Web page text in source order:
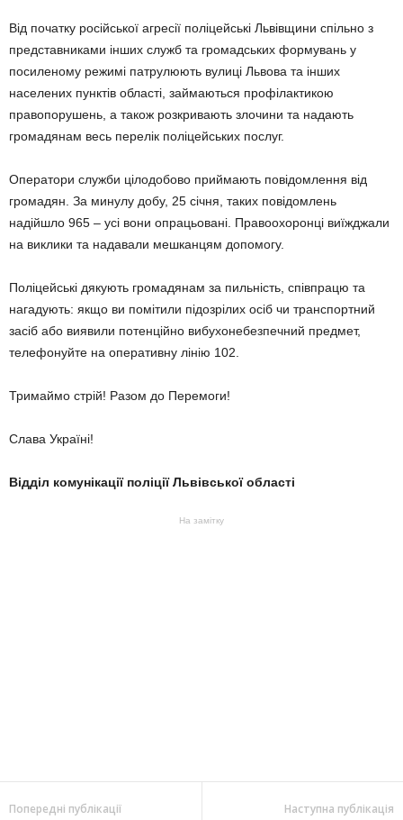
Від початку російської агресії поліцейські Львівщини спільно з
представниками інших служб та громадських формувань у
посиленому режимі патрулюють вулиці Львова та інших
населених пунктів області, займаються профілактикою
правопорушень, а також розкривають злочини та надають
громадянам весь перелік поліцейських послуг.
Оператори служби цілодобово приймають повідомлення від
громадян. За минулу добу, 25 січня, таких повідомлень
надійшло 965 – усі вони опрацьовані. Правоохоронці виїжджали
на виклики та надавали мешканцям допомогу.
Поліцейські дякують громадянам за пильність, співпрацю та
нагадують: якщо ви помітили підозрілих осіб чи транспортний
засіб або виявили потенційно вибухонебезпечний предмет,
телефонуйте на оперативну лінію 102.
Тримаймо стрій! Разом до Перемоги!
Слава Україні!
Відділ комунікації поліції Львівської області
На замітку
Попередні публікації Наступна публікація